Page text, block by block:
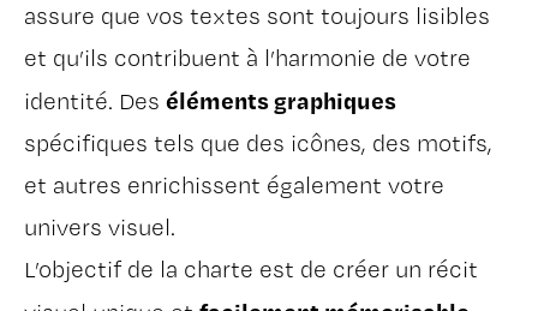
assure que vos textes sont toujours lisibles
et qu’ils contribuent à l’harmonie de votre
identité. Des éléments graphiques
spécifiques tels que des icônes, des motifs,
et autres enrichissent également votre
univers visuel.
L’objectif de la charte est de créer un récit